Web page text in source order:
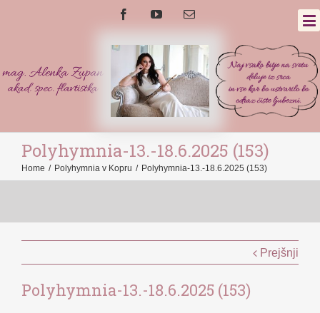
Polyhymnia-13.-18.6.2025 (153)
Home / Polyhymnia v Kopru / Polyhymnia-13.-18.6.2025 (153)
Prejšnji
Polyhymnia-13.-18.6.2025 (153)